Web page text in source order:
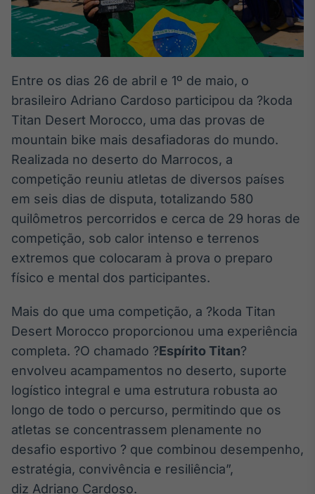
Plataforma para
negociação de
ativos
Broadcast
Datafeed
APIs para
integração de
conteúdos e
dados
Broadcast
Ticker
Cotações e
headlines de
Widgets
Componentes
funcionalidades
Broadcast
Wallboard
Conteúdos e
dados para
Entre os dias 26 de abril e 1º de maio, o
brasileiro Adriano Cardoso participou da ?koda
Titan Desert Morocco, uma das provas de
mountain bike mais desafiadoras do mundo.
Realizada no deserto do Marrocos, a
competição reuniu atletas de diversos países
em seis dias de disputa, totalizando 580
quilômetros percorridos e cerca de 29 horas de
competição, sob calor intenso e terrenos
extremos que colocaram à prova o preparo
físico e mental dos participantes.
Mais do que uma competição, a ?koda Titan
Desert Morocco proporcionou uma experiência
completa. ?O chamado ?Espírito Titan?
envolveu acampamentos no deserto, suporte
logístico integral e uma estrutura robusta ao
longo de todo o percurso, permitindo que os
atletas se concentrassem plenamente no
desafio esportivo ? que combinou desempenho,
estratégia, convivência e resiliência”,
diz Adriano Cardoso.